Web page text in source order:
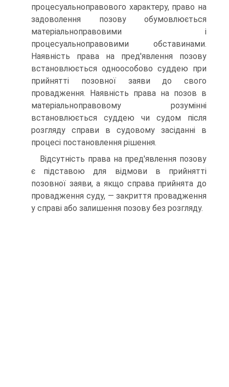
процесуальноправового характеру, право на
задоволення позову обумовлюється
матеріальноправовими і
процесуальноправовими обставинами.
Наявність права на пред'явлення позову
встановлюється одноособово суддею при
прийнятті позовної заяви до свого
провадження. Наявність права на позов в
матеріальноправовому розумінні
встановлюється суддею чи судом після
розгляду справи в судовому засіданні в
процесі постановлення рішення.
Відсутність права на пред'явлення позову
є підставою для відмови в прийнятті
позовної заяви, а якщо справа прийнята до
провадження суду, — закриття провадження
у справі або залишення позову без розгляду.